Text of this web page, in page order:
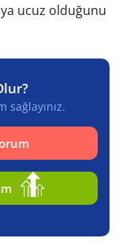
ucuz olduğunu
sağlayınız.